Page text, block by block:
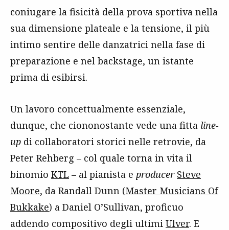
coniugare la fisicità della prova sportiva nella
sua dimensione plateale e la tensione, il più
intimo sentire delle danzatrici nella fase di
preparazione e nel backstage, un istante
prima di esibirsi.
Un lavoro concettualmente essenziale,
dunque, che ciononostante vede una fitta line-
up di collaboratori storici nelle retrovie, da
Peter Rehberg – col quale torna in vita il
binomio KTL – al pianista e producer Steve
Moore, da Randall Dunn (Master Musicians Of
Bukkake) a Daniel O’Sullivan, proficuo
addendo compositivo degli ultimi Ulver. E